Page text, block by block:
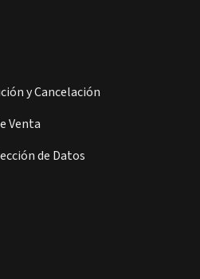
y Cancelación
Venta
de Datos